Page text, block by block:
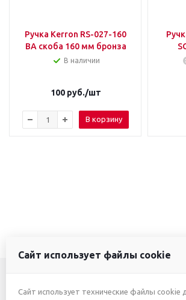
Ручка Kerron RS-027-160
BA скоба 160 мм бронза
В наличии
100руб./шт
В корзину
+7 (3412) 46-7777
Сайт использует файлы cookie
Сайт использует технические файлы cookie